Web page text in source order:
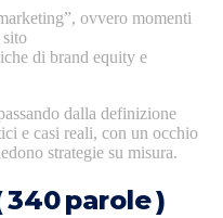
ovvero momenti
sito
di brand equity e
dalla definizione
e casi reali, con un occhio
strategie su misura.
parole )